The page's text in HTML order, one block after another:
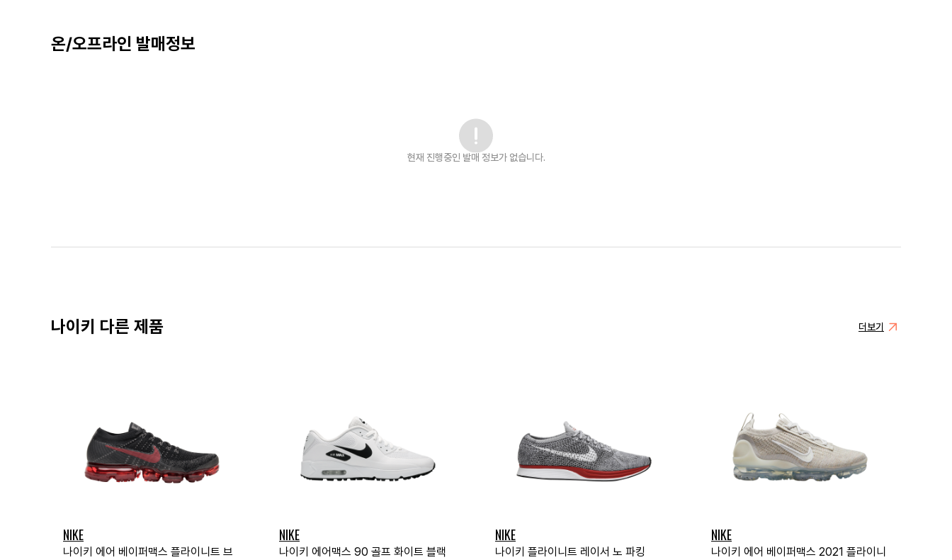
온/오프라인 발매정보
현재 진행중인 발매 정보가 없습니다.
나이키 다른 제품 더보기
NIKE
나이키 에어 베이퍼맥스 플라이니트 브
NIKE
나이키 에어맥스 90 골프 화이트 블랙
NIKE
나이키 플라이니트 레이서 노 파킹
NIKE
나이키 에어 베이퍼맥스 2021 플라이니